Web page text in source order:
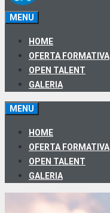
MENU
HOME
OFERTA FORMATIVA
OPEN TALENT
GALERIA
MENU
HOME
OFERTA FORMATIVA
OPEN TALENT
GALERIA